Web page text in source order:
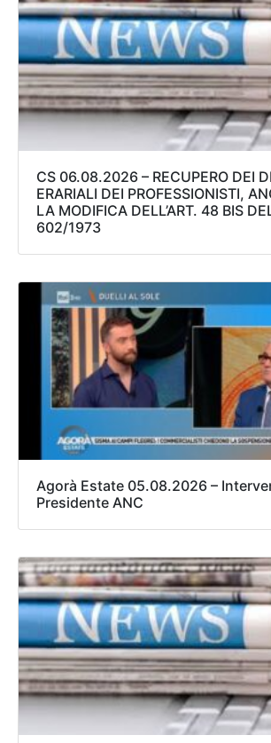
CS 06.08.2026 – RECUPERO DEI
ERARIALI DEI PROFESSIONISTI,
LA MODIFICA DELL’ART. 48 BIS
602/1973
Agorà Estate 05.08.2026 –
Presidente ANC